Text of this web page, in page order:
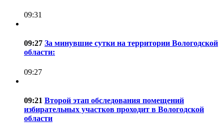
09:31
09:27 За минувшие сутки на территории Вологодской
области:
09:27
09:21 Второй этап обследования помещений
избирательных участков проходит в Вологодской
области